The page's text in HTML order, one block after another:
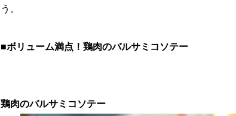
う。
■ボリューム満点！鶏肉のバルサミコソテー
鶏肉のバルサミコソテー